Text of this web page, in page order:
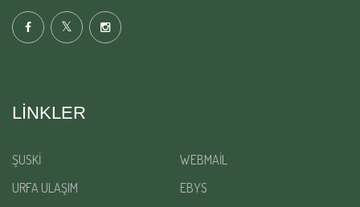
LINKLER
ŞUSKİ
WEBMAİL
URFA ULAŞIM
EBYS